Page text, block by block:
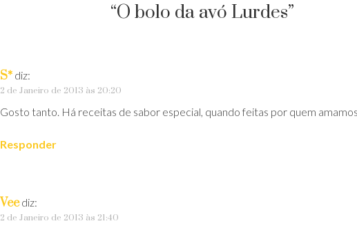
“O bolo da avó Lurdes”
S* diz:
2 de Janeiro de 2013 às 20:20
Gosto tanto. Há receitas de sabor especial, quando feitas por quem
Responder
Vee diz:
2 de Janeiro de 2013 às 21:40